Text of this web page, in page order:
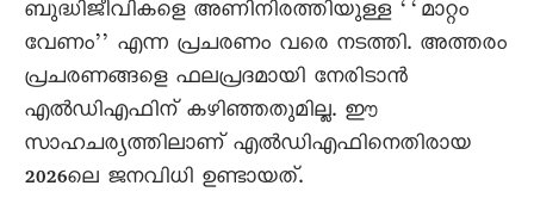
ബുദ്ധിജീവികളെ അണിനിരത്തിയുള്ള ‘‘മാറ്റം
വേണം’’ എന്ന പ്രചരണം വരെ നടത്തി. അത്തരം
പ്രചരണങ്ങളെ ഫലപ്രദമായി നേരിടാൻ
എൽഡിഎഫിന് കഴിഞ്ഞതുമില്ല. ഈ
സാഹചര്യത്തിലാണ് എൽഡിഎഫിനെതിരായ
2026ലെ ജനവിധി ഉണ്ടായത്.